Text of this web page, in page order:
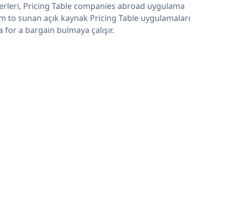
Pricing Table companies abroad uygulama
to sunan açık kaynak Pricing Table uygulamaları
for a bargain bulmaya çalışır.